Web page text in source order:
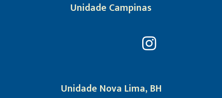
Unidade Campinas
Unidade Nova Lima, BH